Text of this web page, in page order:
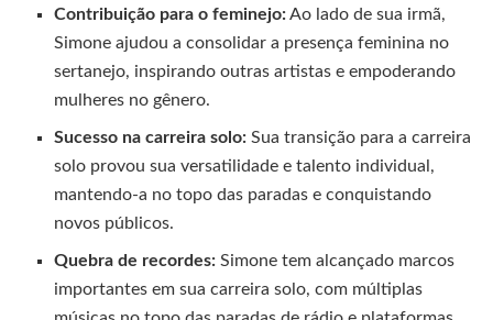
Contribuição para o feminejo:Ao lado de sua irmã,
Simone ajudou a consolidar a presença feminina no
sertanejo, inspirando outras artistas e empoderando
mulheres no gênero.
Sucesso na carreira solo: Sua transição para a carreira
solo provou sua versatilidade e talento individual,
mantendo-a no topo das paradas e conquistando
novos públicos.
Quebra de recordes: Simone tem alcançado marcos
importantes em sua carreira solo, com múltiplas